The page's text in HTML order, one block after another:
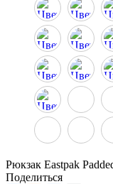
Рюкзак Eastpak
Поделиться